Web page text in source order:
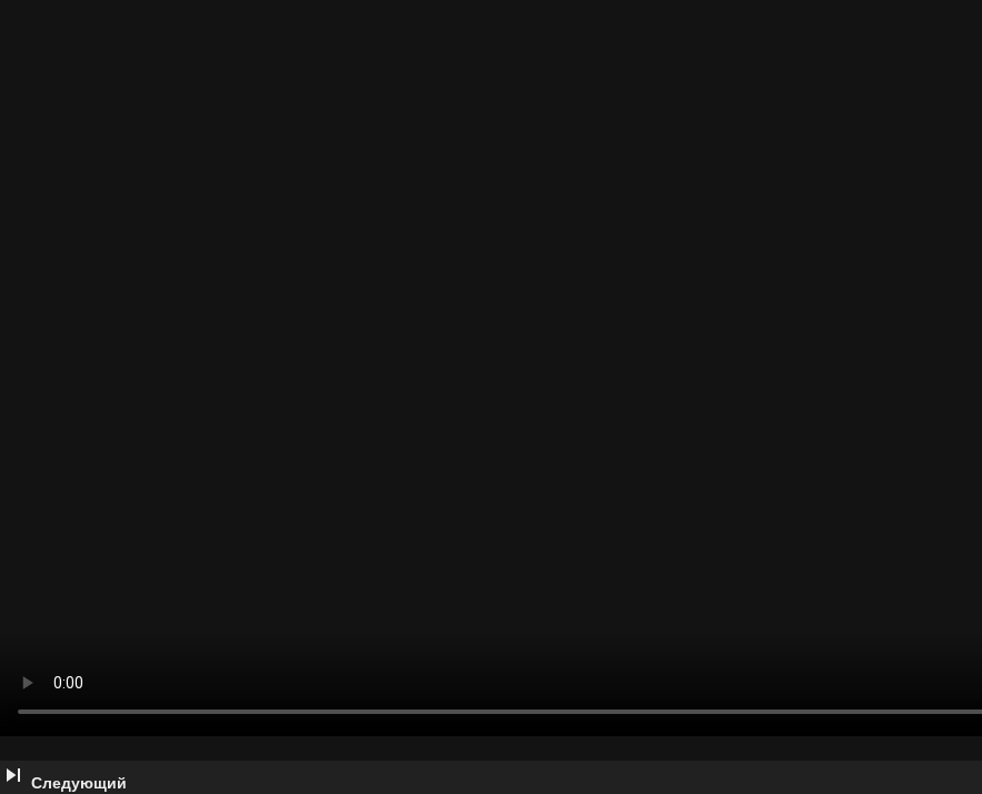
Следующий